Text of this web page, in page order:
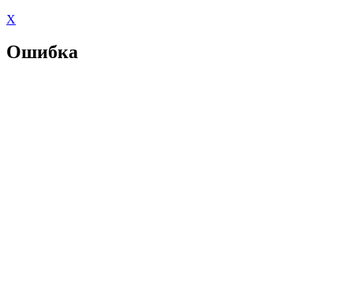
X
Ошибка